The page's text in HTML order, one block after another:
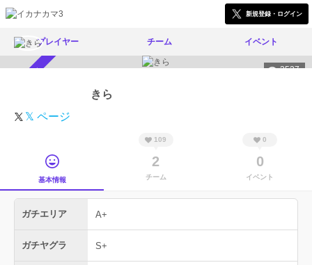
新規登録・ログイン
プレイヤー チーム イベント
3527
きら
𝕏 ページ
基本情報
109
2
チーム
0
0
イベント
ガチエリア A+
ガチヤグラ S+